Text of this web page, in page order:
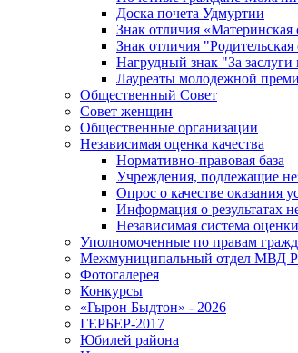
Доска почета Удмуртии
Знак отличия «Материнская
Знак отличия "Родительская
Нагрудный знак "За
Лауреаты молодежной
Общественный Совет
Совет женщин
Общественные организации
Независимая оценка качества
Нормативно-правовая база
Учреждения, подлежащие
Опрос о качестве оказания
Информация о результатах
Независимая система
Уполномоченные по правам
Межмуниципальный отдел МВД
Фотогалерея
Конкурсы
«Гырон Быдтон» - 2026
ГЕРБЕР-2017
Юбилей района